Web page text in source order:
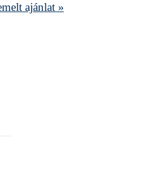
ajánlat »